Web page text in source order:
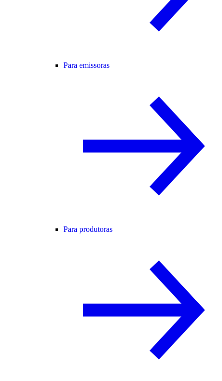
Para emissoras
Para produtoras